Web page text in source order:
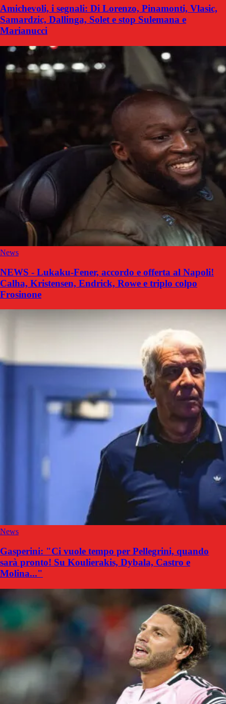
Amichevoli, i segnali: Di Lorenzo, Pinamonti, Vlasic,
Samardzic, Dallinga, Solet e stop Sulemana e
Marianucci
News
NEWS - Lukaku-Fener, accordo e offerta al Napoli!
Calha, Kristensen, Endrick, Rowe e triplo colpo
Frosinone
News
Gasperini: "Ci vuole tempo per Pellegrini, quando
sarà pronto! Su Koulierakis, Dybala, Castro e
Molina..."